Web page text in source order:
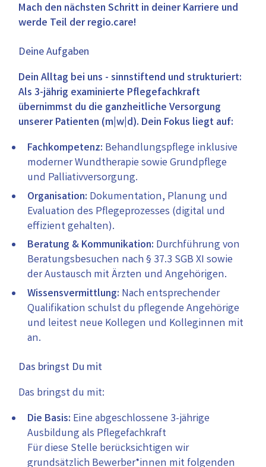
Mach den nächsten Schritt in deiner Karriere und
werde Teil der regio.care!
Deine Aufgaben
Dein Alltag bei uns - sinnstiftend und strukturiert:
Als 3-jährig examinierte Pflegefachkraft
übernimmst du die ganzheitliche Versorgung
unserer Patienten (m|w|d). Dein Fokus liegt auf:
Fachkompetenz: Behandlungspflege inklusive
moderner Wundtherapie sowie Grundpflege
und Palliativversorgung.
Organisation: Dokumentation, Planung und
Evaluation des Pflegeprozesses (digital und
effizient gehalten).
Beratung & Kommunikation: Durchführung von
Beratungsbesuchen nach § 37.3 SGB XI sowie
der Austausch mit Ärzten und Angehörigen.
Wissensvermittlung: Nach entsprechender
Qualifikation schulst du pflegende Angehörige
und leitest neue Kollegen und Kolleginnen mit
an.
Das bringst Du mit
Das bringst du mit:
Die Basis: Eine abgeschlossene 3-jährige
Ausbildung als Pflegefachkraft
Für diese Stelle berücksichtigen wir
grundsätzlich Bewerber*innen mit folgenden